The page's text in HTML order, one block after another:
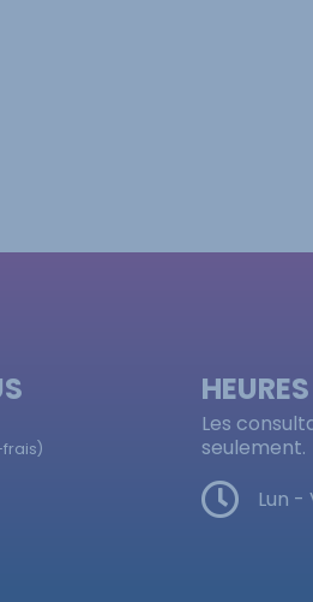
Les
seulement.
Lun -